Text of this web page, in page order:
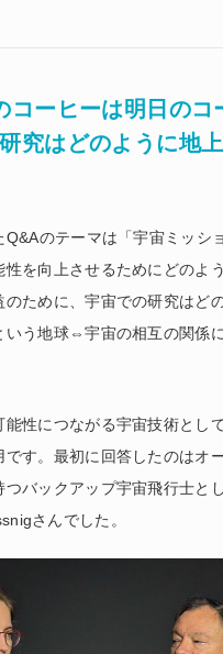
コーヒーは明日のコ
究はどのように地
のテーマは「宇宙ミッシ
性を向上させるためにどのよ
ために、宇宙での研究はど
いう地球⇔宇宙の相互の関係
能性につながる宇宙技術とし
です。最初に回答したのはオ
つバックアップ宇宙飛行士と
さんでした。